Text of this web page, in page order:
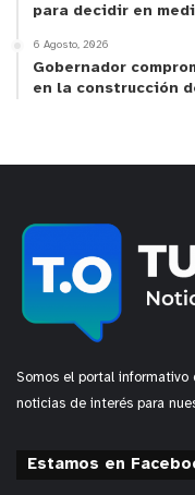
para decidir en
6 Agosto, 2026
Gobernador
en la construcción
Somos el portal informativo
noticias de interés para
Estamos en